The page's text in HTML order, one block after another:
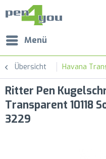
Menü
Übersicht Havana
Ritter Pen
Transparent 10118
3229